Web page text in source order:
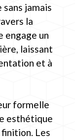
jamais
la
engage un
laissant
et à
formelle
esthétique
Les